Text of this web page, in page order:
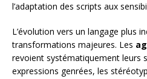
l’adaptation des scripts aux
L’évolution vers un langage plus
transformations majeures. Les
revoient systématiquement leurs
expressions genrées, les